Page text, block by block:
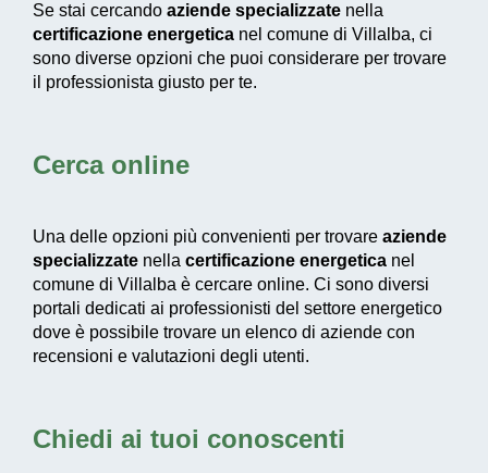
Se stai cercando aziende specializzate nella
certificazione energetica nel comune di Villalba, ci
sono diverse opzioni che puoi considerare per trovare
il professionista giusto per te.
Cerca online
Una delle opzioni più convenienti per trovare aziende
specializzate nella certificazione energetica nel
comune di Villalba è cercare online. Ci sono diversi
portali dedicati ai professionisti del settore energetico
dove è possibile trovare un elenco di aziende con
recensioni e valutazioni degli utenti.
Chiedi ai tuoi conoscenti